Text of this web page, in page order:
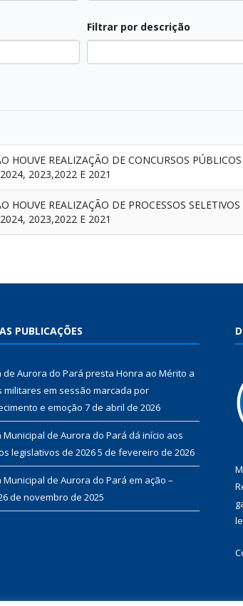
Filtrar por descrição
HOUVE REALIZAÇÃO DE CONCURSOS
2023,2022 E 2021
HOUVE REALIZAÇÃO DE PROCESSOS
2023,2022 E 2021
PUBLICAÇÕES
de Aurora do Pará presta Honra ao Mérito a
militares em sessão marcada por
e emoção 7 de abril de 2026
Municipal de Aurora do Pará dá início aos
legislativos de 20265 de fevereiro de 2026
Municipal de Aurora do Pará em ação –
de novembro de 2025